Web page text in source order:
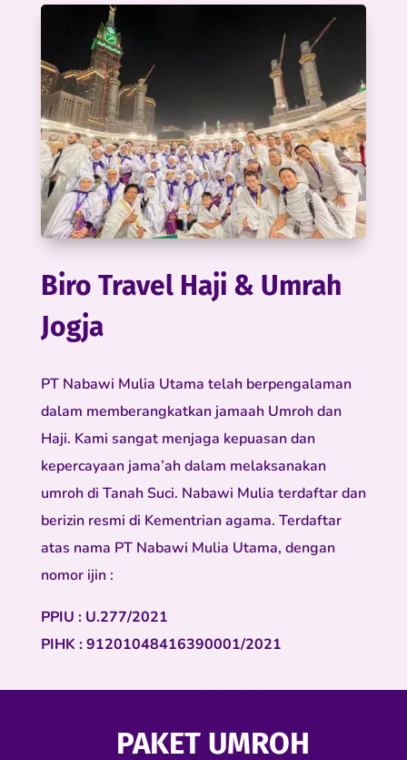
Biro Travel Haji & Umrah
Jogja
PT Nabawi Mulia Utama telah berpengalaman
dalam memberangkatkan jamaah Umroh dan
Haji. Kami sangat menjaga kepuasan dan
kepercayaan jama’ah dalam melaksanakan
umroh di Tanah Suci. Nabawi Mulia terdaftar dan
berizin resmi di Kementrian agama. Terdaftar
atas nama PT Nabawi Mulia Utama, dengan
nomor ijin :
PPIU : U.277/2021
PIHK : 91201048416390001/2021
PAKET UMROH